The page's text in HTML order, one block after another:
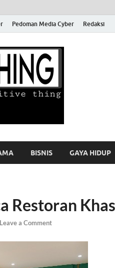
Pedoman Media Cyber Redaksi
BISNIS GAYA HIDUP
Restoran
Leave a Comment